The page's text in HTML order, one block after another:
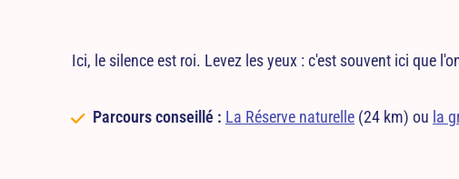
Ici, le silence est roi. Levez les yeux : c'est souvent ici que
Parcours conseillé : La Réserve naturelle (24 km) ou la